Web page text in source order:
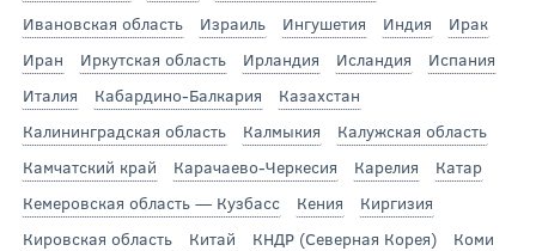
Ивановская область
Израиль Ингушетия Индия
Ирак
Иран
Иркутская область Ирландия Исландия
Испания
Италия
Кабардино-Балкария
Казахстан
Калининградская область
Калмыкия
Калужская область
Камчатский край
Карачаево-Черкесия Карелия
Катар
Кемеровская область — Кузбасс
Кения
Киргизия
Кировская область
Китай КНДР (Северная Корея)
Коми